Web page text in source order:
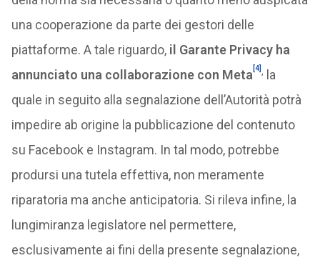
una cooperazione da parte dei gestori delle
piattaforme. A tale riguardo, il Garante Privacy ha
annunciato una collaborazione con Meta [4],
la
quale in seguito alla segnalazione dell’Autorità potrà
impedire ab origine la pubblicazione del contenuto
su Facebook e Instagram. In tal modo, potrebbe
prodursi una tutela effettiva, non meramente
riparatoria ma anche anticipatoria. Si rileva infine, la
lungimiranza legislatore nel permettere,
esclusivamente ai fini della presente segnalazione,